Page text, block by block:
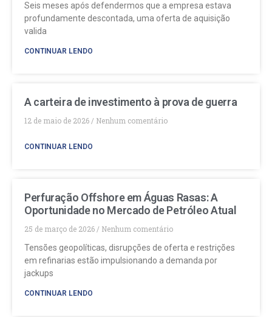
Seis meses após defendermos que a empresa estava
profundamente descontada, uma oferta de aquisição
valida
CONTINUAR LENDO
A carteira de investimento à prova de guerra
12 de maio de 2026 Nenhum comentário
CONTINUAR LENDO
Perfuração Offshore em Águas Rasas: A
Oportunidade no Mercado de Petróleo Atual
25 de março de 2026
Nenhum comentário
Tensões geopolíticas, disrupções de oferta e restrições
em refinarias estão impulsionando a demanda por
jackups
CONTINUAR LENDO